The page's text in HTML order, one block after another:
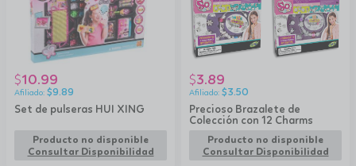
Set de pulseras HUI XING
$10.99
$9.89
Producto no disponible
Consultar Disponibilidad
Precioso Brazalete de
Colección con 12 Charms
$3.89
$3.50
Producto no disponible
Consultar Disponibilidad